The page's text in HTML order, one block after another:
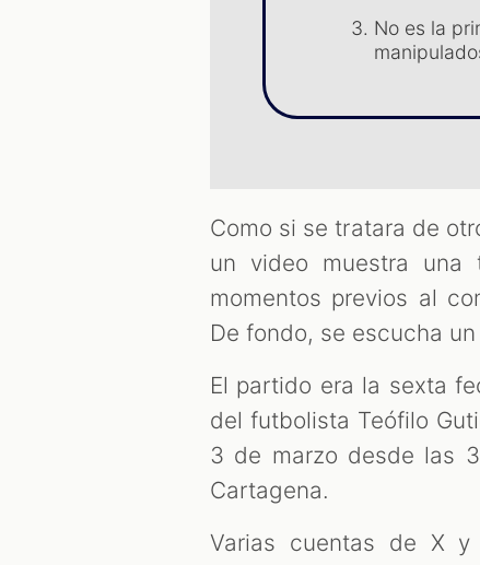
No es la
Como si se tratara de
un video muestra una
momentos previos al
De fondo, se escucha un
El partido era la sexta
del futbolista Teófilo
3 de marzo desde las
Cartagena.
Varias cuentas de X